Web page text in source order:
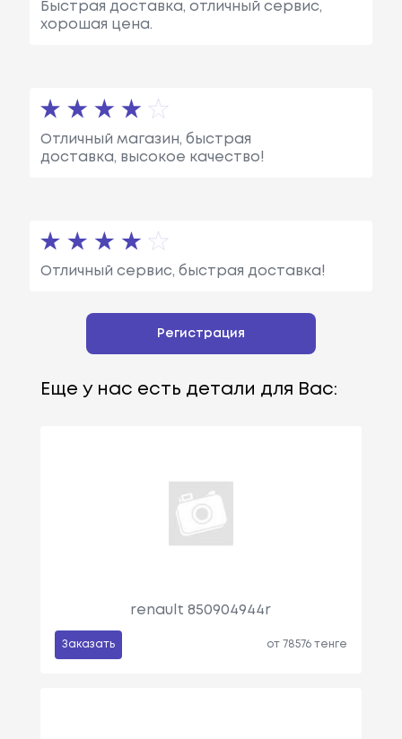
Быстрая доставка, отличный сервис,
хорошая цена.
Отличный магазин, быстрая
доставка, высокое качество!
Отличный сервис, быстрая доставка!
Регистрация
Еще у нас есть детали для Вас:
renault 850904944r
Заказать от 78576 тенге